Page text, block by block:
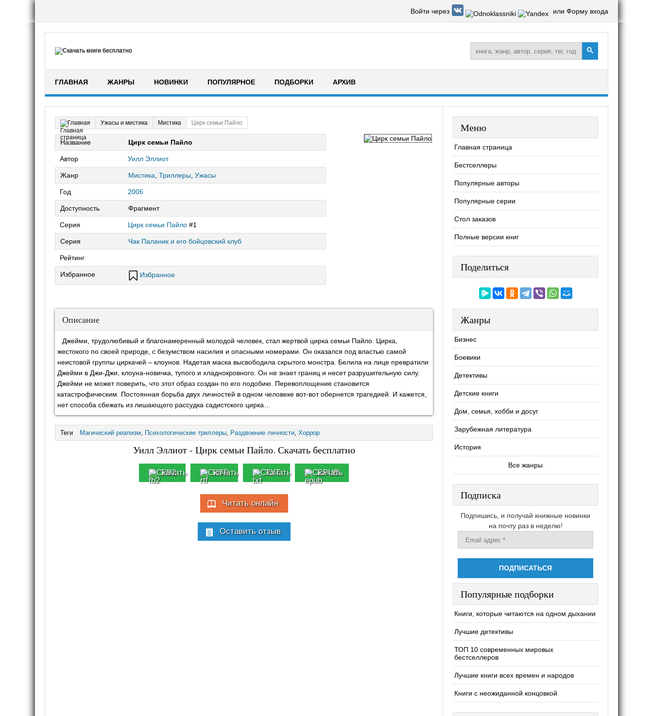
Войти через или Форму входа
ГЛАВНАЯ ЖАНРЫ НОВИНКИ ПОПУЛЯРНОЕ ПОДБОРКИ АРХИВ
Главная Ужасы и мистика Мистика Цирк семьи Пайло
Название Цирк семьи Пайло
Автор Уилл Эллиот
Жанр Мистика Триллеры Ужасы
Год 2006
Доступность Фрагмент
Серия Цирк семьи Пайло #1
Серия Чак Паланик и его бойцовский клуб
Рейтинг
Избранное Избранное
Описание
Джейми, трудолюбивый и благонамеренный молодой человек, стал жертвой цирка семьи Пайло. Цирка,
жестокого по своей природе, с безумством насилия и опасными номерами. Он оказался под властью самой
неистовой группы циркачей – клоунов. Надетая маска высвободила скрытого монстра. Белила на лице превратили
Джейми в Джи-Джи, клоуна-новичка, тупого и хладнокровного. Он не знает границ и несет разрушительную силу.
Джейми не может поверить, что этот образ создан по его подобию. Перевоплощение становится
катастрофическим. Постоянная борьба двух личностей в одном человеке вот-вот обернется трагедией. И кажется,
нет способа сбежать из лишающего рассудка садистского цирка…
Теги Магический реализм, Психологические триллеры, Раздвоение личности, Хоррор
Уилл Эллиот - Цирк семьи Пайло. Скачать бесплатно
FB2 RTF TXT EPUB
Читать онлайн
Оставить отзыв
Меню
Главная страница
Бестселлеры
Популярные авторы
Популярные серии
Стол заказов
Полные версии книг
Поделиться
Жанры
Бизнес
Боевики
Детективы
Детские книги
Дом, семья, хобби и досуг
Зарубежная литература
История
Все жанры
Подписка
Подпишись, и получай книжные новинки
на почту раз в неделю!
Популярные подборки
Книги, которые читаются на одном дыхании
Лучшие детективы
ТОП 10 современных мировых
бестселлеров
Лучшие книги всех времен и народов
Книги с неожиданной концовкой